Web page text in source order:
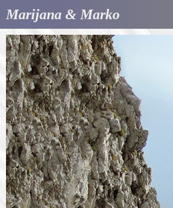
Marijana & Marko